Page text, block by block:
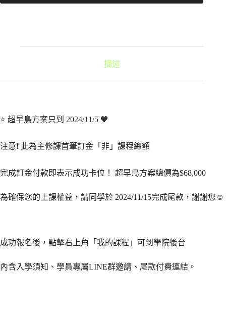
描述
⭐️ 超早鳥方案只到 2024/11/5 🧡
注意❗️ 此為主修課首筆訂金「非」課程總額
完成訂金付款即表示成功卡位！ 超早鳥方案總價為$68,000
為確保您的上課權益，請同學於 2024/11/15完成尾款，謝謝您☺️
成功報名後，點擊右上角「我的課程」可到學院後台
內含入學須知、學員專屬LINE群邀請、尾款付費連結。